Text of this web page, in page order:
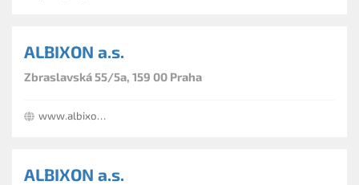
ALBIXON a.s.
Zbraslavská 55/5a, 159 00 Praha
www.albixon.cz
ALBIXON a.s.